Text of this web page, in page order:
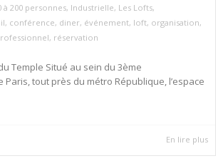
à 200 personnes, Industrielle, Les Lofts,
, conférence, diner, événement, loft, organisation,
, réservation
Temple Situé au sein du 3ème
tout près du métro République, l’espace
En lire plus